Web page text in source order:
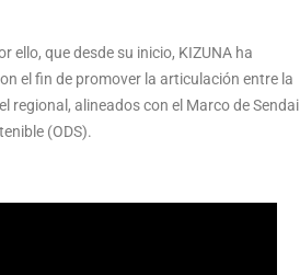
ello, que desde su inicio, KIZUNA ha
el fin de promover la articulación entre la
regional, alineados con el Marco de Sendai
(ODS).